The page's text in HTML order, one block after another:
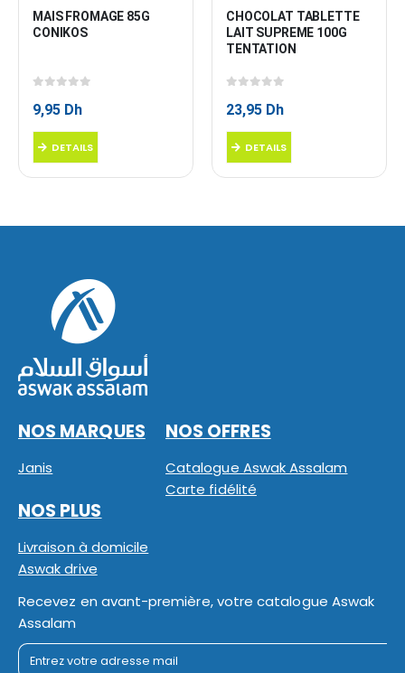
MAIS FROMAGE 85G
CONIKOS
9,95 Dh
DETAILS
CHOCOLAT TABLETTE
LAIT SUPREME 100G
TENTATION
23,95 Dh
DETAILS
NOS MARQUES
Janis
NOS OFFRES
Catalogue Aswak Assalam
Carte fidélité
NOS PLUS
Livraison à domicile
Aswak drive
Recevez en avant-première, votre catalogue Aswak
Assalam